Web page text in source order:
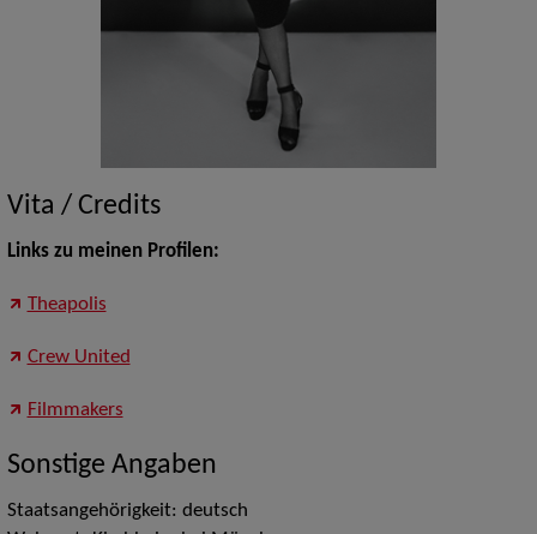
Vita / Credits
Links zu meinen Profilen:
Theapolis
Crew United
Filmmakers
Sonstige Angaben
Staatsangehörigkeit: deutsch